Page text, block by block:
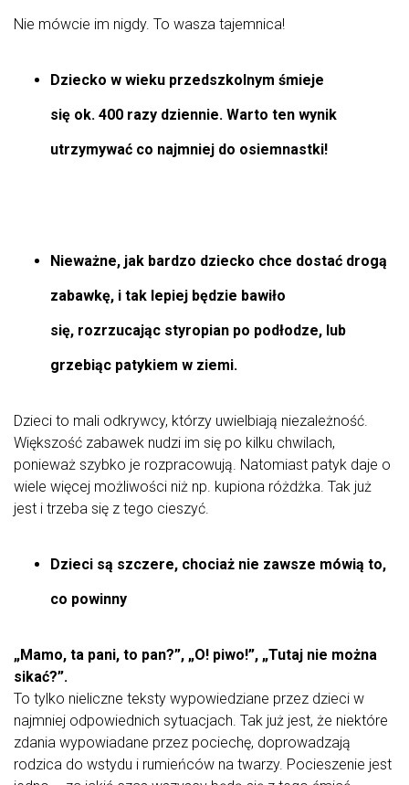
Nie mówcie im nigdy. To wasza tajemnica!
Dziecko w wieku przedszkolnym śmieje
się ok. 400 razy dziennie. Warto ten wynik
utrzymywać co najmniej do osiemnastki!
Nieważne, jak bardzo dziecko chce dostać drogą
zabawkę, i tak lepiej będzie bawiło
się, rozrzucając styropian po podłodze, lub
grzebiąc patykiem w ziemi.
Dzieci to mali odkrywcy, którzy uwielbiają niezależność.
Większość zabawek nudzi im się po kilku chwilach,
ponieważ szybko je rozpracowują. Natomiast patyk daje o
wiele więcej możliwości niż np. kupiona różdżka. Tak już
jest i trzeba się z tego cieszyć.
Dzieci są szczere, chociaż nie zawsze mówią to,
co powinny
„Mamo, ta pani, to pan?”, „O! piwo!”, „Tutaj nie można
sikać?”.
To tylko nieliczne teksty wypowiedziane przez dzieci w
najmniej odpowiednich sytuacjach. Tak już jest, że niektóre
zdania wypowiadane przez pociechę, doprowadzają
rodzica do wstydu i rumieńców na twarzy. Pocieszenie jest